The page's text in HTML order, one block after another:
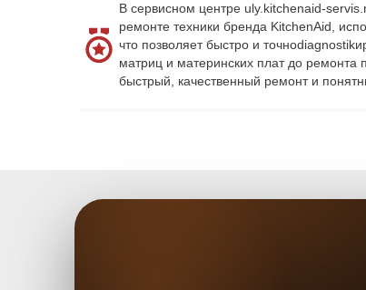
В сервисном центре uly.kitchenaid-
ремонте техники бренда KitchenAid,
что позволяет быстро и
матриц и материнских плат до ремонта
быстрый, качественный ремонт и